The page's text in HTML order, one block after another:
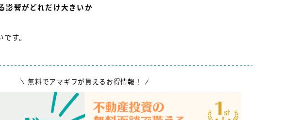
影響がどれだけ大きいか
す。
無料でアマギフが貰えるお得情報！